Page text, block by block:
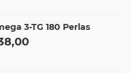
3-TG 180 Perlas